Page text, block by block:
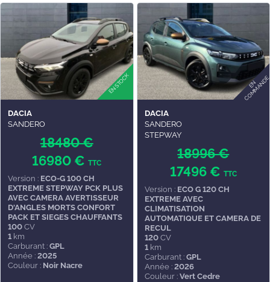
DACIA
SANDERO
18480 €
16980 €TTC
Version : ECO-G 100 CH
EXTREME STEPWAY PCK PLUS
AVEC CAMERA AVERTISSEUR
D'ANGLES MORTS CONFORT
PACK ET SIEGES CHAUFFANTS
100 CV
1 km
Carburant : GPL
Année : 2025
Couleur : Noir Nacre
DACIA
SANDERO
STEPWAY
18996 €
17496 € TTC
Version : ECO G 120 CH
EXTREME AVEC
CLIMATISATION
AUTOMATIQUE ET CAMERA DE
RECUL
120CV
1km
Carburant : GPL
Année : 2026
Couleur : Vert Cedre